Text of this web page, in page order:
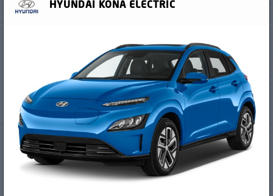
HYUNDAI KONA ELECTRIC
D'OCCASION
PNEUS